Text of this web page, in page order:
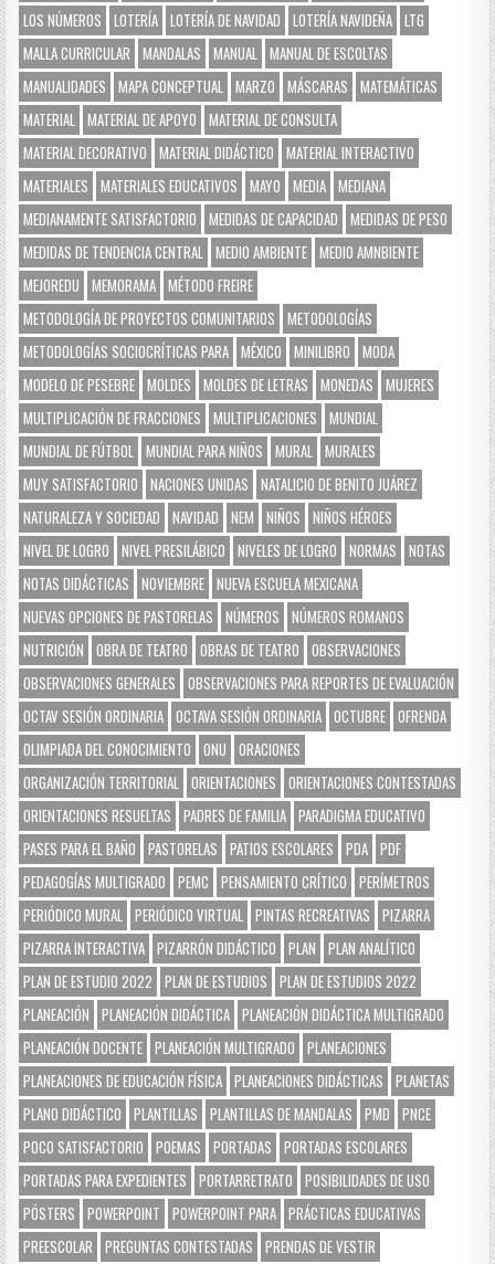
LOS NÚMEROS
LOTERÍA LOTERÍA DE NAVIDAD LOTERÍA NAVIDEÑA LTG
MALLA CURRICULAR
MANDALAS MANUAL MANUAL DE ESCOLTAS
MANUALIDADES
MAPA CONCEPTUAL MARZO MÁSCARAS
MATEMÁTICAS
MATERIAL MATERIAL DE APOYO
MATERIAL DE CONSULTA
MATERIAL DECORATIVO
MATERIAL DIDÁCTICO
MATERIAL INTERACTIVO
MATERIALES
MATERIALES EDUCATIVOS MAYO MEDIA MEDIANA
MEDIANAMENTE SATISFACTORIO
MEDIDAS DE CAPACIDAD
MEDIDAS DE PESO
MEDIDAS DE TENDENCIA CENTRAL MEDIO AMBIENTE MEDIO AMNBIENTE
MEJOREDU
MEMORAMA MÉTODO FREIRE
METODOLOGÍA DE PROYECTOS COMUNITARIOS
METODOLOGÍAS
METODOLOGÍAS SOCIOCRÍTICAS PARA MÉXICO MINILIBRO
MODA
MODELO DE PESEBRE MOLDES MOLDES DE LETRAS MONEDAS
MUJERES
MULTIPLICACIÓN DE FRACCIONES
MULTIPLICACIONES
MUNDIAL
MUNDIAL DE FÚTBOL MUNDIAL PARA NIÑOS MURAL MURALES
MUY SATISFACTORIO
NACIONES UNIDAS
NATALICIO DE BENITO JUÁREZ
NATURALEZA Y SOCIEDAD
NAVIDAD NEM NIÑOS
NIÑOS HÉROES
NIVEL DE LOGRO
NIVEL PRESILÁBICO NIVELES DE LOGRO NORMAS
NOTAS
NOTAS DIDÁCTICAS
NOVIEMBRE NUEVA ESCUELA MEXICANA
NUEVAS OPCIONES DE PASTORELAS
NÚMEROS
NÚMEROS ROMANOS
NUTRICIÓN
OBRA DE TEATRO OBRAS DE TEATRO
OBSERVACIONES
OBSERVACIONES GENERALES
OBSERVACIONES PARA REPORTES DE EVALUACIÓN
OCTAV SESIÓN ORDINARIA OCTAVA SESIÓN ORDINARIA OCTUBRE OFRENDA
OLIMPIADA DEL CONOCIMIENTO
ONU
ORACIONES
ORGANIZACIÓN TERRITORIAL ORIENTACIONES
ORIENTACIONES CONTESTADAS
ORIENTACIONES RESUELTAS
PADRES DE FAMILIA PARADIGMA EDUCATIVO
PASES PARA EL BAÑO
PASTORELAS PATIOS ESCOLARES PDA PDF
PEDAGOGÍAS MULTIGRADO
PEMC PENSAMIENTO CRÍTICO
PERÍMETROS
PERIÓDICO MURAL PERIÓDICO VIRTUAL PINTAS RECREATIVAS
PIZARRA
PIZARRA INTERACTIVA PIZARRÓN DIDÁCTICO PLAN
PLAN ANALÍTICO
PLAN DE ESTUDIO 2022
PLAN DE ESTUDIOS
PLAN DE ESTUDIOS 2022
PLANEACIÓN
PLANEACIÓN DIDÁCTICA PLANEACIÓN DIDÁCTICA MULTIGRADO
PLANEACIÓN DOCENTE PLANEACIÓN MULTIGRADO
PLANEACIONES
PLANEACIONES DE EDUCACIÓN FÍSICA PLANEACIONES DIDÁCTICAS
PLANETAS
PLANO DIDÁCTICO
PLANTILLAS PLANTILLAS DE MANDALAS PMD
PNCE
POCO SATISFACTORIO
POEMAS PORTADAS
PORTADAS ESCOLARES
PORTADAS PARA EXPEDIENTES
PORTARRETRATO
POSIBILIDADES DE USO
PÓSTERS
POWERPOINT POWERPOINT PARA PRÁCTICAS EDUCATIVAS
PREESCOLAR
PREGUNTAS CONTESTADAS
PRENDAS DE VESTIR